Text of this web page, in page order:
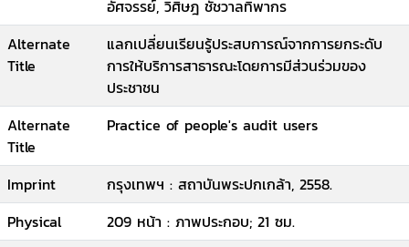
อัศจรรย์, วิศิษฎ ชัชวาลทิพากร
Alternate
Title
แลกเปลี่ยนเรียนรู้ประสบการณ์จากการยกระดับ
การให้บริการสาธารณะโดยการมีส่วนร่วมของ
ประชาชน
Alternate
Title
Practice of people's audit users
Imprint
กรุงเทพฯ : สถาบันพระปกเกล้า, 2558.
Physical
209 หน้า : ภาพประกอบ; 21 ซม.